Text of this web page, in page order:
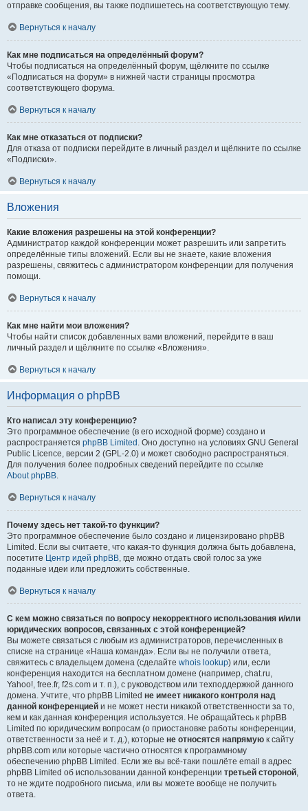
отправке сообщения, вы также подпишетесь на соответствующую тему.
Вернуться к началу
Как мне подписаться на определённый форум?
Чтобы подписаться на определённый форум, щёлкните по ссылке
«Подписаться на форум» в нижней части страницы просмотра
соответствующего форума.
Вернуться к началу
Как мне отказаться от подписки?
Для отказа от подписки перейдите в личный раздел и щёлкните по ссылке
«Подписки».
Вернуться к началу
Вложения
Какие вложения разрешены на этой конференции?
Администратор каждой конференции может разрешить или запретить
определённые типы вложений. Если вы не знаете, какие вложения
разрешены, свяжитесь с администратором конференции для получения
помощи.
Вернуться к началу
Как мне найти мои вложения?
Чтобы найти список добавленных вами вложений, перейдите в ваш
личный раздел и щёлкните по ссылке «Вложения».
Вернуться к началу
Информация о phpBB
Кто написал эту конференцию?
Это программное обеспечение (в его исходной форме) создано и
распространяется phpBB Limited . Оно доступно на условиях GNU General
Public Licence, версии 2 (GPL-2.0) и может свободно распространяться.
Для получения более подробных сведений перейдите по ссылке
About phpBB.
Вернуться к началу
Почему здесь нет такой-то функции?
Это программное обеспечение было создано и лицензировано phpBB
Limited. Если вы считаете, что какая-то функция должна быть добавлена,
посетите Центр идей phpBB, где можно отдать свой голос за уже
поданные идеи или предложить собственные.
Вернуться к началу
С кем можно связаться по вопросу некорректного использования и/или
юридических вопросов, связанных с этой конференцией?
Вы можете связаться с любым из администраторов, перечисленных в
списке на странице «Наша команда». Если вы не получили ответа,
свяжитесь с владельцем домена (сделайте whois lookup) или, если
конференция находится на бесплатном домене (например, chat.ru,
Yahoo!, free.fr, f2s.com и т. п.), с руководством или техподдержкой данного
домена. Учтите, что phpBB Limited не имеет никакого контроля над
данной конференцией и не может нести никакой ответственности за то,
кем и как данная конференция используется. Не обращайтесь к phpBB
Limited по юридическим вопросам (о приостановке работы конференции,
ответственности за неё и т. д.), которые не относятся напрямую к сайту
phpBB.com или которые частично относятся к программному
обеспечению phpBB Limited. Если же вы всё-таки пошлёте email в адрес
phpBB Limited об использовании данной конференции третьей стороной,
то не ждите подробного письма, или вы можете вообще не получить
ответа.